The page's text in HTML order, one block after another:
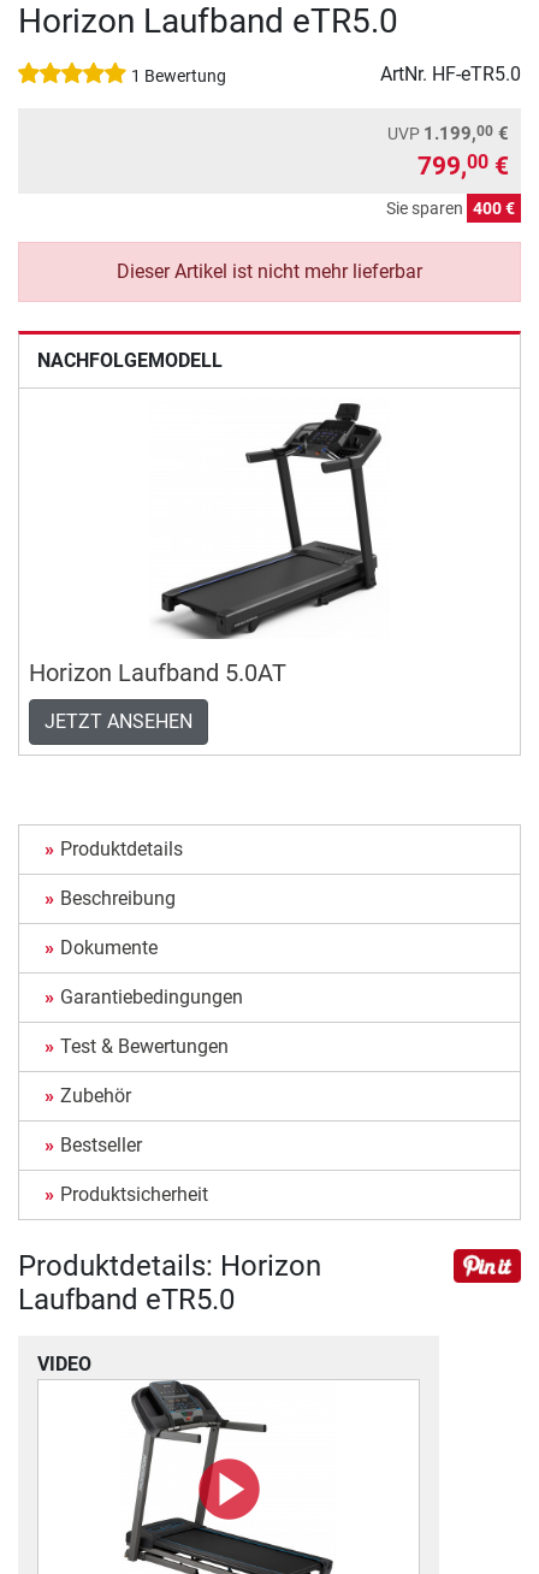
Horizon Laufband eTR5.0
1 Bewertung ArtNr. HF-eTR5.0
UVP 1.199,00 €
799,00 €
Sie sparen 400 €
Dieser Artikel ist nicht mehr lieferbar
NACHFOLGEMODELL
Horizon Laufband 5.0AT
JETZT ANSEHEN
Produktdetails
Beschreibung
Dokumente
Garantiebedingungen
Test & Bewertungen
Zubehör
Bestseller
Produktsicherheit
Produktdetails: Horizon
Laufband eTR5.0
VIDEO